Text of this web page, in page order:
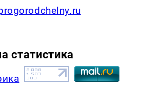
статистика